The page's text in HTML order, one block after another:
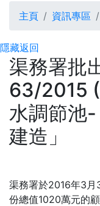
最新動向
主頁 資訊專區
隱藏返回
渠務署批
63/2015
水調節池-
建造」
渠務署於2016年3月
份總值1020萬元的